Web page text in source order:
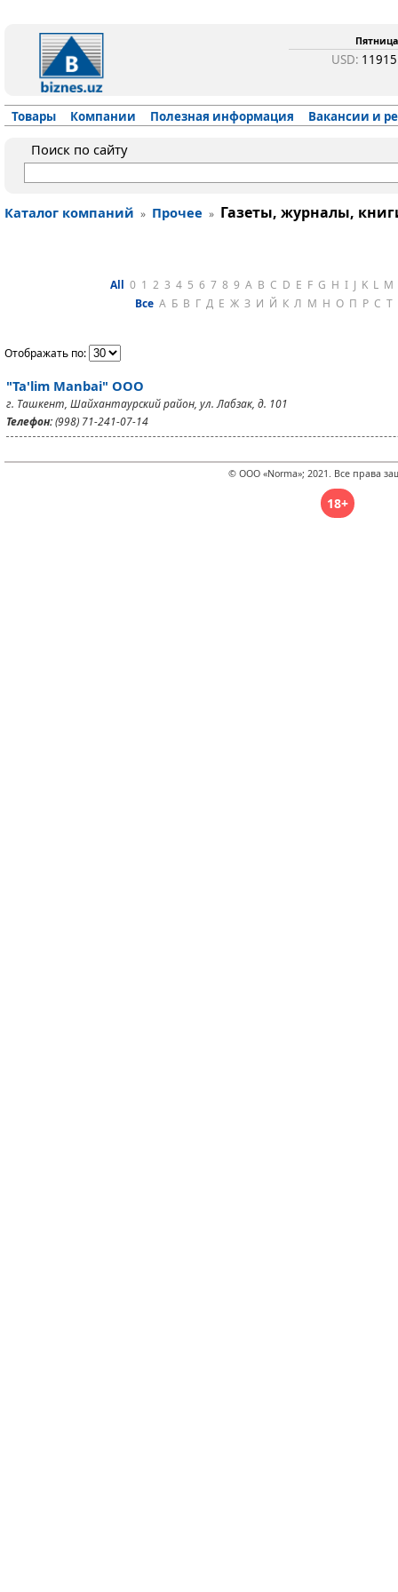
USD:
Товары Компании Полезная информация Вакансии и
Поиск по сайту
Каталог компаний » Прочее » Газеты, журналы,
All 0 1 2 3 4 5 6 7 8 9 A B C D E F G H I J K L M
Все А Б В Г Д Е Ж З И Й К Л М Н О П Р С Т
Отображать по:
"Ta'lim Manbai" ООО
г. Ташкент, Шайхантаурский район, ул. Лабзак, д. 101
Телефон:(998) 71-241-07-14
© ООО «Norma»; 2021. Все права
18+